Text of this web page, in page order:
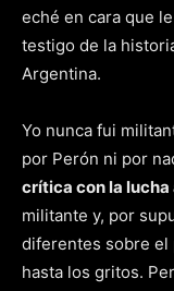
eché en cara que
testigo de la
Argentina.
Yo nunca fui
por Perón ni por
crítica con la lucha
militante y, por
diferentes sobre el
hasta los gritos.